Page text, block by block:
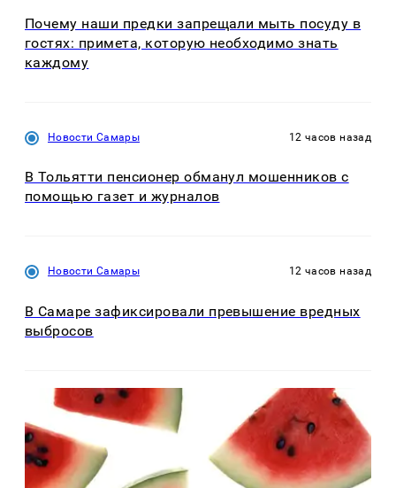
Почему наши предки запрещали мыть посуду в
гостях: примета, которую необходимо знать
каждому
Новости Самары 12 часов назад
В Тольятти пенсионер обманул мошенников с
помощью газет и журналов
Новости Самары 12 часов назад
В Самаре зафиксировали превышение вредных
выбросов